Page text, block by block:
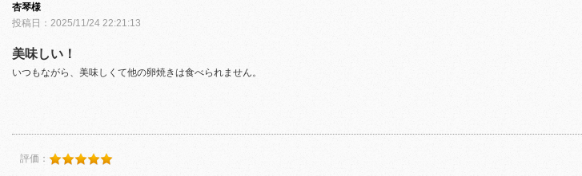
杏琴様
投稿日：2025/11/24 22:21:13
美味しい！
いつもながら、美味しくて他の卵焼きは食べられません。
評価：